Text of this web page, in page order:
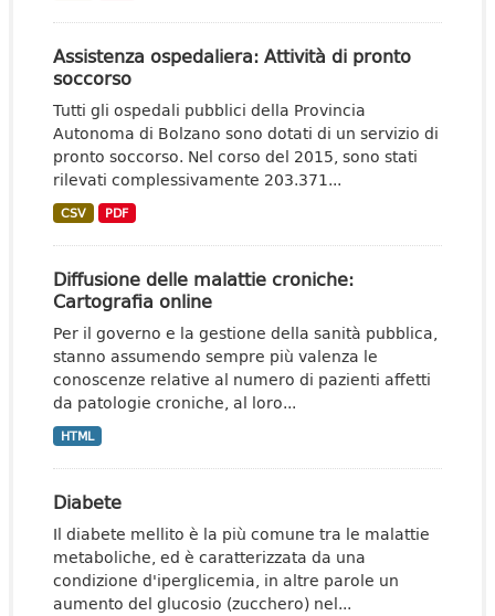
Assistenza ospedaliera: Attività di pronto
soccorso
Tutti gli ospedali pubblici della Provincia
Autonoma di Bolzano sono dotati di un servizio di
pronto soccorso. Nel corso del 2015, sono stati
rilevati complessivamente 203.371...
CSV PDF
Diffusione delle malattie croniche:
Cartografia online
Per il governo e la gestione della sanità pubblica,
stanno assumendo sempre più valenza le
conoscenze relative al numero di pazienti affetti
da patologie croniche, al loro...
HTML
Diabete
Il diabete mellito è la più comune tra le malattie
metaboliche, ed è caratterizzata da una
condizione d'iperglicemia, in altre parole un
aumento del glucosio (zucchero) nel...